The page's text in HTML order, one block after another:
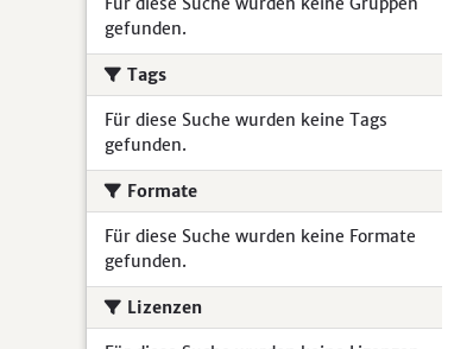
gefunden.
Tags
Für diese Suche wurden keine Tags
gefunden.
Formate
Für diese Suche wurden keine Formate
gefunden.
Lizenzen